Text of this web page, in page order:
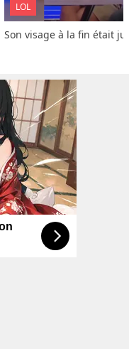
LOL
Son visage à la fin était